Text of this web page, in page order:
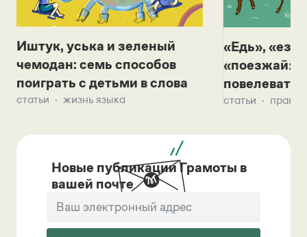
Иштук, уська и зеленый
чемодан: семь способов
поиграть с детьми в слова
статьи жизнь языка
«Едь»,
«поезжай»?
повелевать
статьи
Новые публикации Грамоты в
вашей почте